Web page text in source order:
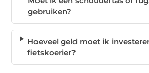
gebruiken?
Hoeveel geld moet ik
fietskoerier?